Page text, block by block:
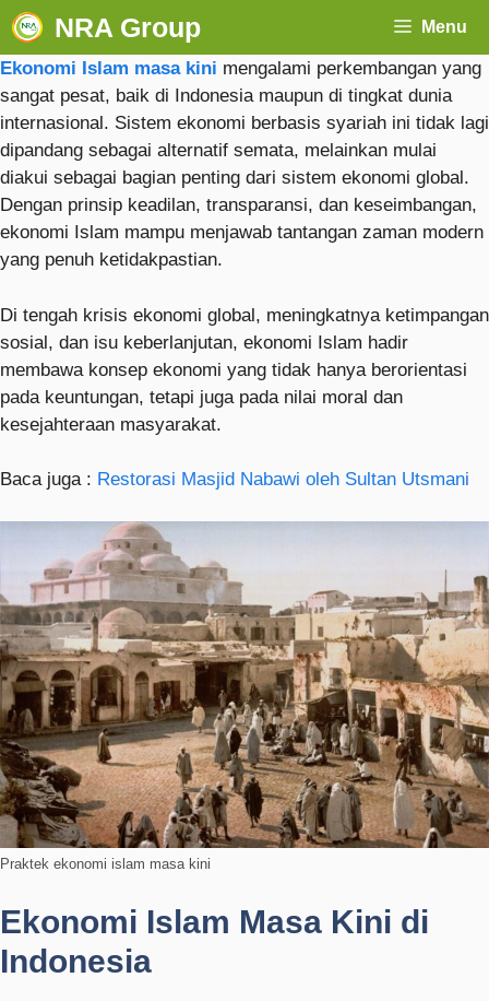
NRA Group Menu
Ekonomi Islam masa kini mengalami perkembangan yang
sangat pesat, baik di Indonesia maupun di tingkat dunia
internasional. Sistem ekonomi berbasis syariah ini tidak lagi
dipandang sebagai alternatif semata, melainkan mulai
diakui sebagai bagian penting dari sistem ekonomi global.
Dengan prinsip keadilan, transparansi, dan keseimbangan,
ekonomi Islam mampu menjawab tantangan zaman modern
yang penuh ketidakpastian.
Di tengah krisis ekonomi global, meningkatnya ketimpangan
sosial, dan isu keberlanjutan, ekonomi Islam hadir
membawa konsep ekonomi yang tidak hanya berorientasi
pada keuntungan, tetapi juga pada nilai moral dan
kesejahteraan masyarakat.
Baca juga : Restorasi Masjid Nabawi oleh Sultan Utsmani
Praktek ekonomi islam masa kini
Ekonomi Islam Masa Kini di
Indonesia